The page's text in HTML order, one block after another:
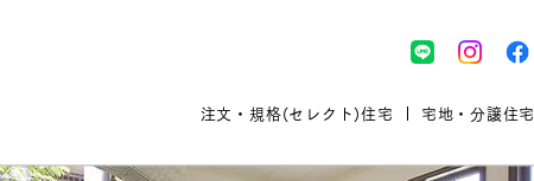
注文・規格(セレクト)住宅 宅地・分譲住宅